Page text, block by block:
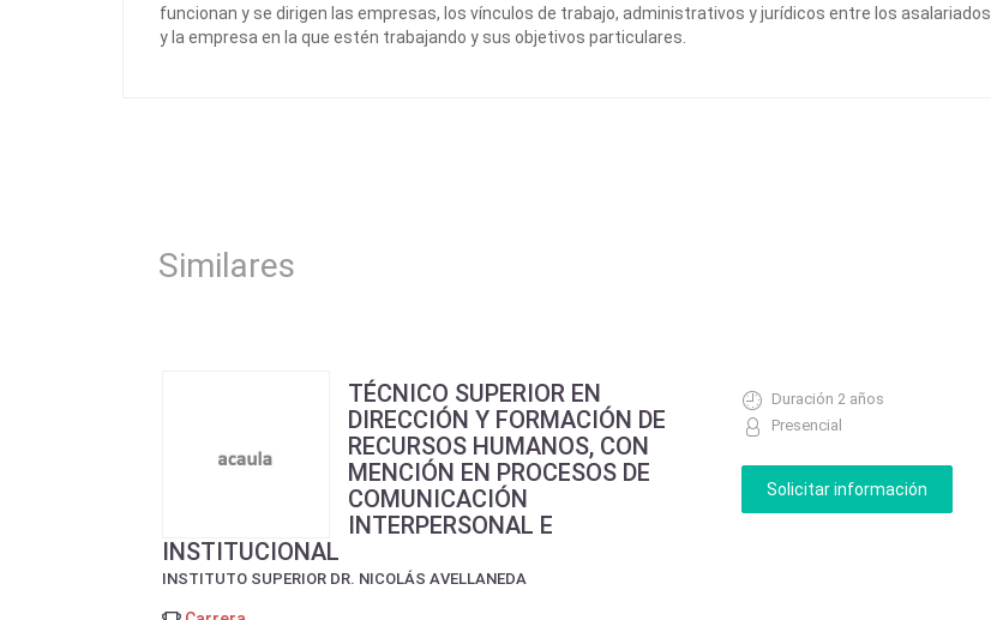
funcionan y se dirigen las empresas, los vínculos de trabajo, administrativos y jurídicos entre los asalariados
y la empresa en la que estén trabajando y sus objetivos particulares.
Similares
TÉCNICO SUPERIOR EN
DIRECCIÓN Y FORMACIÓN DE
RECURSOS HUMANOS, CON
MENCIÓN EN PROCESOS DE
COMUNICACIÓN
INTERPERSONAL E
INSTITUCIONAL
INSTITUTO SUPERIOR DR. NICOLÁS AVELLANEDA
Duración 2 años
Presencial